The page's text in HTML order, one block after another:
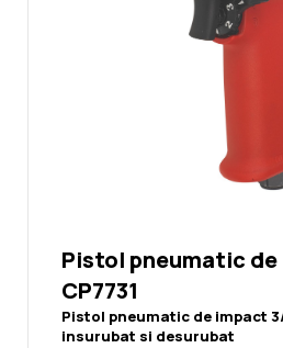
Pistol pneumatic
CP7731
Pistol pneumatic de impact
insurubat si desurubat